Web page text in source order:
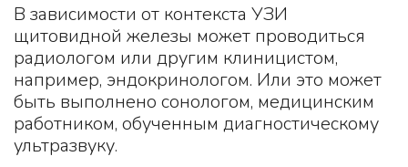
В зависимости от контекста УЗИ
щитовидной железы может проводиться
радиологом или другим клиницистом,
например, эндокринологом. Или это может
быть выполнено сонологом, медицинским
работником, обученным диагностическому
ультразвуку.